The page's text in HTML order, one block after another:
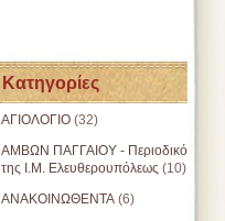
Κατηγορίες
ΑΓΙΟΛΟΓΙΟ (32)
ΑΜΒΩΝ ΠΑΓΓΑΙΟΥ - Περιοδικό
της Ι.Μ. Ελευθερουπόλεως (10)
ΑΝΑΚΟΙΝΩΘΕΝΤΑ (6)